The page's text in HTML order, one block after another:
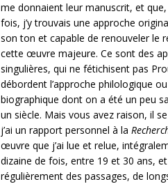
me donnaient leur manuscrit, et
fois, j’y trouvais une approche
son ton et capable de renouveler le
cette œuvre majeure. Ce sont des
singulières, qui ne fétichisent pas
débordent l’approche philologique ou
biographique dont on a été un peu
un siècle. Mais vous avez raison, il
j’ai un rapport personnel à la
œuvre que j’ai lue et relue,
dizaine de fois, entre 19 et 30 ans,
régulièrement des passages, de